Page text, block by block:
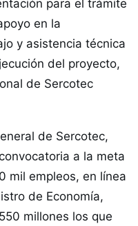
para el trámite
en la
y asistencia técnica
del proyecto,
de Sercotec
de Sercotec,
a la meta
mil empleos, en línea
de Economía,
millones los que